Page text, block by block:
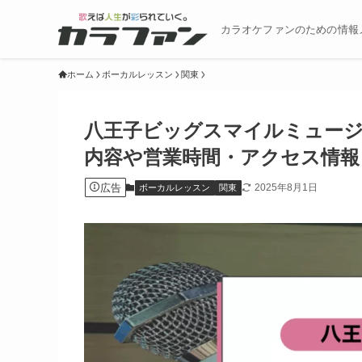
カラオケファンのための情報
ホーム ボーカルレッスン 関東
八王子ビッグスマイルミュー
内容や営業時間・アクセス情
広告 ボーカルレッスン 関東 2025年8月1日